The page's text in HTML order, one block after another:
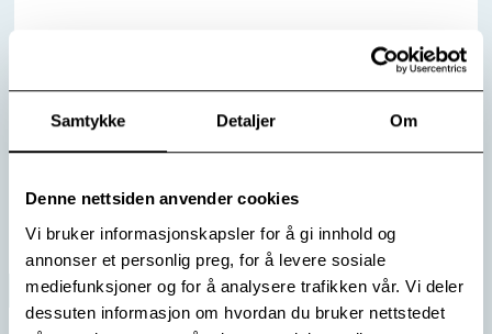
Samtykke Detaljer Om
Denne nettsiden anvender cookies
Vi bruker informasjonskapsler for å gi innhold og
annonser et personlig preg, for å levere sosiale
mediefunksjoner og for å analysere trafikken vår. Vi deler
dessuten informasjon om hvordan du bruker nettstedet
Barndomstraume varer langt inn i vaksenlivet
Modum Bad samanliknar ulike behandlingsalternativ for
rekruttering av nye pasientar.
Les mer